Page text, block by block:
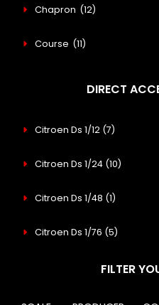
Chapron (12)
Course (11)
DIRECT
Citroen Ds 1/12 (7)
Citroen Ds 1/24 (10)
Citroen Ds 1/48 (1)
Citroen Ds 1/76 (5)
FILTER